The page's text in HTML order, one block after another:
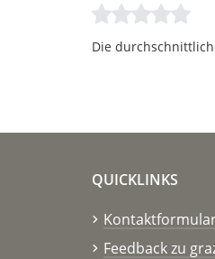
Die
QUICKLINKS
Feedback zu